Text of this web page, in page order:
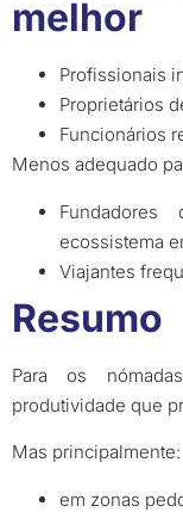
melhor
Profissionais
Proprietários
Funcionários
Menos adequado
ecossistema
Viajantes
Resumo
Para os
produtividade que
Mas principalmente:
em zonas